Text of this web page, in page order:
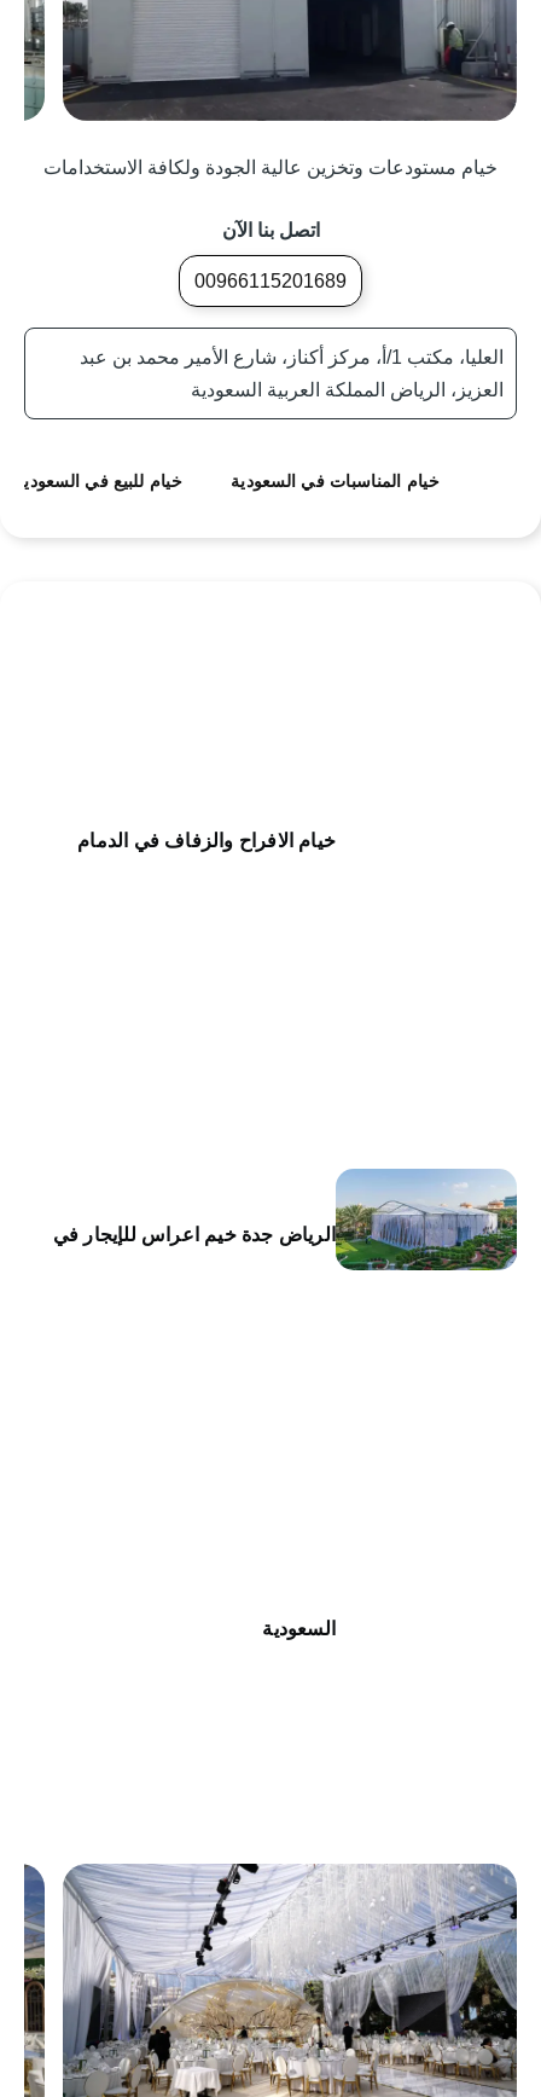
خيام مستودعات وتخزين عالية الجودة ولكافة الاستخدامات
اتصل بنا الآن
00966115201689
العليا، مكتب 1/أ، مركز أكناز، شارع الأمير محمد بن عبد
العزيز، الرياض المملكة العربية السعودية
خيام المناسبات في السعودية خيام للبيع في السعودية
خيام الافراح والزفاف في الدمام
الرياض جدة خيم اعراس للإيجار في
السعودية